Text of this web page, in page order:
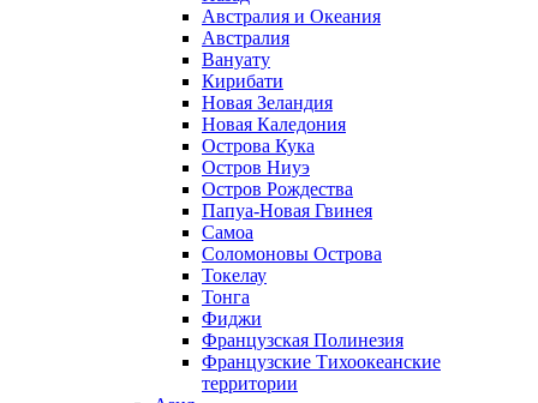
Австралия и Океания
Австралия
Вануату
Кирибати
Новая Зеландия
Новая Каледония
Острова Кука
Остров Ниуэ
Остров Рождества
Папуа-Новая Гвинея
Самоа
Соломоновы Острова
Токелау
Тонга
Фиджи
Французская Полинезия
Французские Тихоокеанские
территории